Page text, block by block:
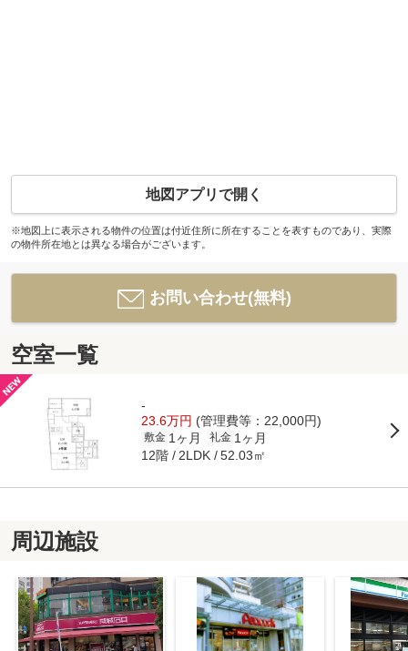
地図アプリで開く
※地図上に表示される物件の位置は付近住所に所在することを表すものであり、実際
の物件所在地とは異なる場合がございます。
お問い合わせ(無料)
空室一覧
-
23.6万円 (管理費等：22,000円)
敷金 1ヶ月 礼金 1ヶ月
12階 2LDK 52.03㎡
周辺施設